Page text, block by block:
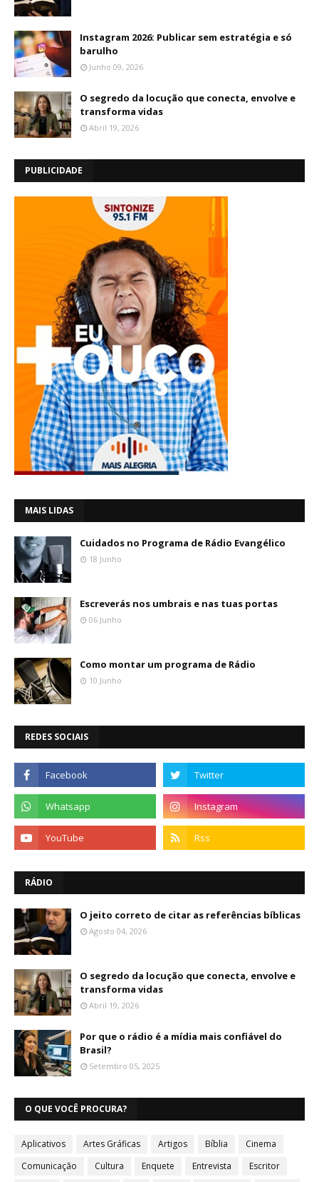
Instagram 2026: Publicar sem estratégia e só
barulho
Junho 09, 2026
O segredo da locução que conecta, envolve e
transforma vidas
Abril 19, 2026
PUBLICIDADE
MAIS LIDAS
Cuidados no Programa de Rádio Evangélico
18 Junho
Escreverás nos umbrais e nas tuas portas
06 Junho
Como montar um programa de Rádio
10 Junho
REDES SOCIAIS
RÁDIO
O jeito correto de citar as referências bíblicas
Agosto 04, 2026
O segredo da locução que conecta, envolve e
transforma vidas
Abril 19, 2026
Por que o rádio é a mídia mais confiável do
Brasil?
Setembro 05, 2025
O QUE VOCÊ PROCURA?
Aplicativos Artes Gráficas Artigos Bíblia
Cinema
Comunicação
Cultura Enquete Entrevista Escritor